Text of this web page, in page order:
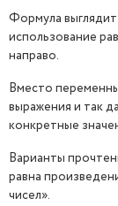
Формула выглядит
использование
направо.
Вместо
выражения и так
конкретные
Варианты
равна
чисел».